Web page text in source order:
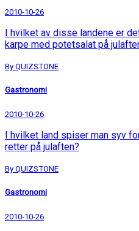
2010-10-26
I hvilket av disse landene er
karpe med potetsalat på
By QUIZSTONE
Gastronomi
2010-10-26
I hvilket land spiser man syv
retter på julaften?
By QUIZSTONE
Gastronomi
2010-10-26